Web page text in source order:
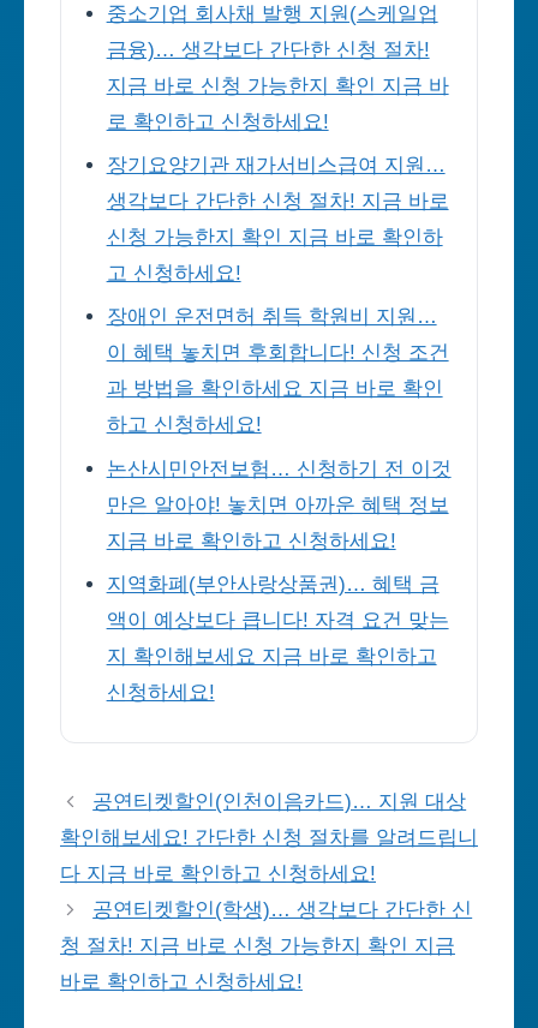
중소기업 회사채 발행 지원(스케일업
금융)… 생각보다 간단한 신청 절차!
지금 바로 신청 가능한지 확인 지금 바
로 확인하고 신청하세요!
장기요양기관 재가서비스급여 지원…
생각보다 간단한 신청 절차! 지금 바로
신청 가능한지 확인 지금 바로 확인하
고 신청하세요!
장애인 운전면허 취득 학원비 지원…
이 혜택 놓치면 후회합니다! 신청 조건
과 방법을 확인하세요 지금 바로 확인
하고 신청하세요!
논산시민안전보험… 신청하기 전 이것
만은 알아야! 놓치면 아까운 혜택 정보
지금 바로 확인하고 신청하세요!
지역화폐(부안사랑상품권)… 혜택 금
액이 예상보다 큽니다! 자격 요건 맞는
지 확인해보세요 지금 바로 확인하고
신청하세요!
공연티켓할인(인천이음카드)… 지원 대상
확인해보세요! 간단한 신청 절차를 알려드립니
다 지금 바로 확인하고 신청하세요!
공연티켓할인(학생)… 생각보다 간단한 신
청 절차! 지금 바로 신청 가능한지 확인 지금
바로 확인하고 신청하세요!